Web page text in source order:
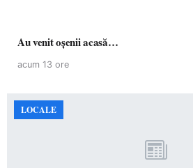
Au venit oșenii acasă…
acum 13 ore
LOCALE